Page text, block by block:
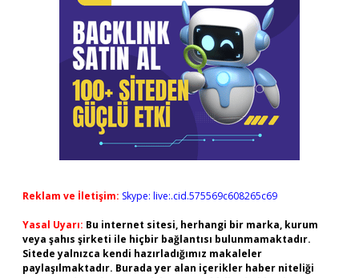
Reklam ve İletişim: Skype: live:.cid.575569c608265c69
Yasal Uyarı: Bu internet sitesi, herhangi bir marka, kurum
veya şahıs şirketi ile hiçbir bağlantısı bulunmamaktadır.
Sitede yalnızca kendi hazırladığımız makaleler
paylaşılmaktadır. Burada yer alan içerikler haber niteliği